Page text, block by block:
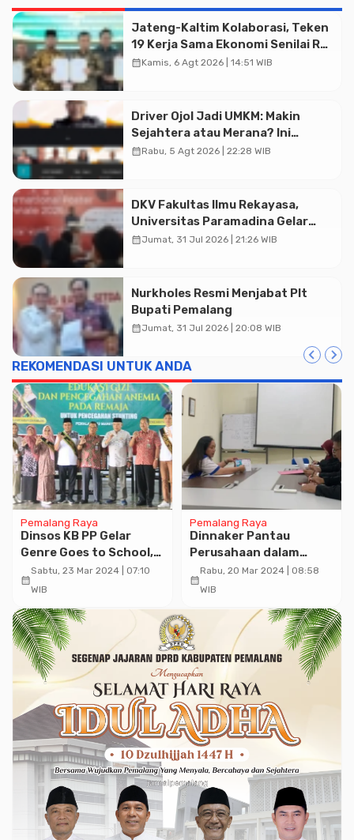
Jateng-Kaltim Kolaborasi, Teken
19 Kerja Sama Ekonomi Senilai Rp
20,2 Triliun
calendar_monthKamis, 6 Agt 2026 | 14:51 WIB
Driver Ojol Jadi UMKM: Makin
Sejahtera atau Merana? Ini
Temuan Diskusi Paramadina
calendar_monthRabu, 5 Agt 2026 | 22:28 WIB
DKV Fakultas Ilmu Rekayasa,
Universitas Paramadina Gelar
Diskusi Desain
calendar_monthJumat, 31 Jul 2026 | 21:26 WIB
Nurkholes Resmi Menjabat Plt
Bupati Pemalang
calendar_monthJumat, 31 Jul 2026 | 20:08 WIB
REKOMENDASI UNTUK ANDA
Pemalang Raya
Dinsos KB PP Gelar
Genre Goes to School,
Juara Duta GenRe
Tahun 2023 Cegah
calendar_month
Sabtu, 23 Mar 2024 | 07:10
WIB
Pemalang Raya
Dinnaker Pantau
Perusahaan dalam
Persiapan Pembayaran
THR, Agar Tepat Waktu
calendar_month
Rabu, 20 Mar 2024 | 08:58
WIB